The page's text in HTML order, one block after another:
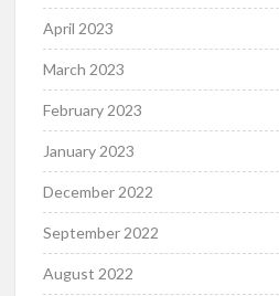
April 2023
March 2023
February 2023
January 2023
December 2022
September 2022
August 2022